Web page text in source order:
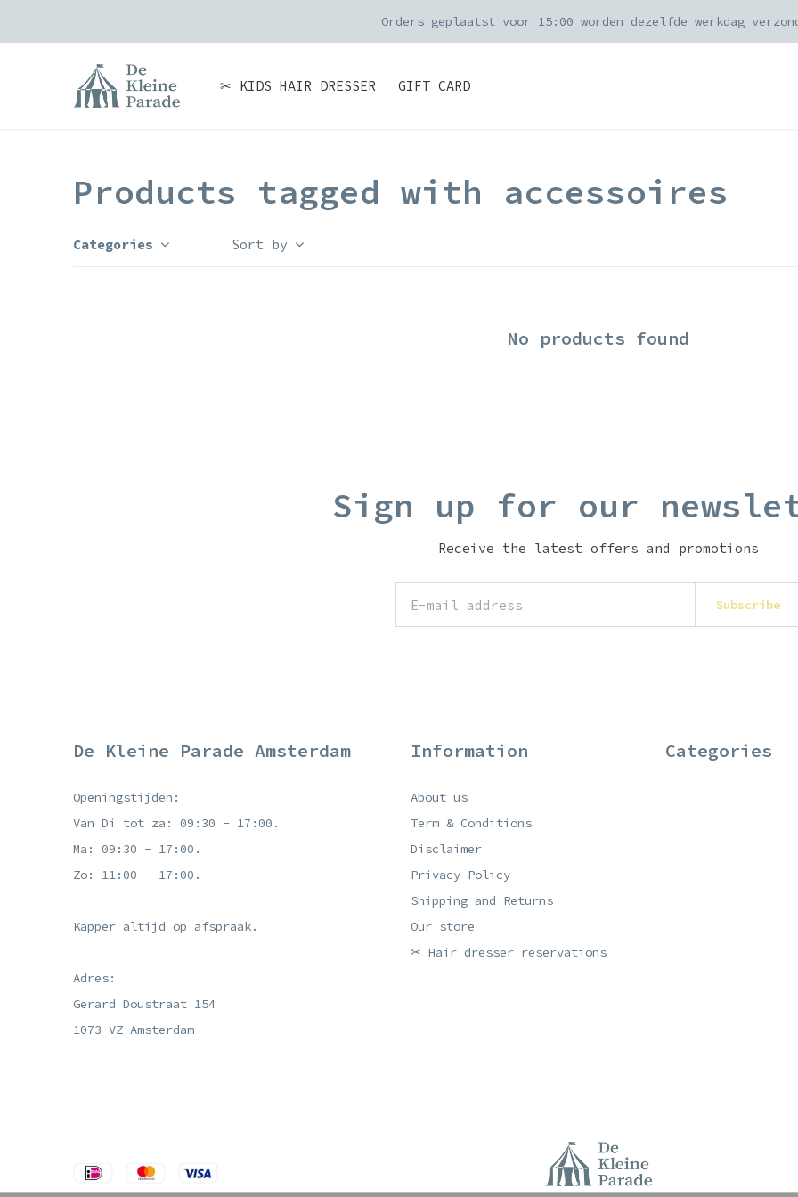
✂ KIDS HAIR DRESSER GIFT CARD
Orders geplaatst voor 15:00 worden dezelfde werkdag
Products tagged with accessoires
Categories Sort by
No products found
Sign up for our
Receive the latest offers and promotions
Subscribe
De Kleine Parade Amsterdam
Openingstijden:
Van Di tot za: 09:30 - 17:00.
Ma: 09:30 - 17:00.
Zo: 11:00 - 17:00.
Kapper altijd op afspraak.
Adres:
Gerard Doustraat 154
1073 VZ Amsterdam
Information
About us
Term & Conditions
Disclaimer
Privacy Policy
Shipping and Returns
Our store
✂ Hair dresser reservations
Categories